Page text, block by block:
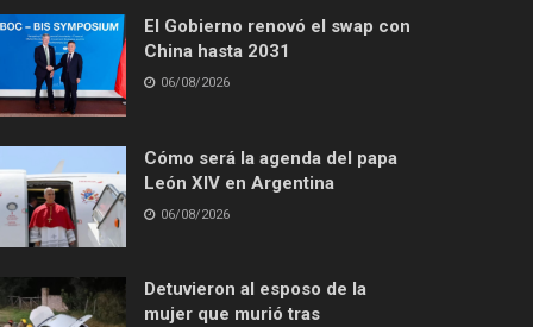
El Gobierno renovó el swap con
China hasta 2031
06/08/2026
Cómo será la agenda del papa
León XIV en Argentina
06/08/2026
Detuvieron al esposo de la
mujer que murió tras